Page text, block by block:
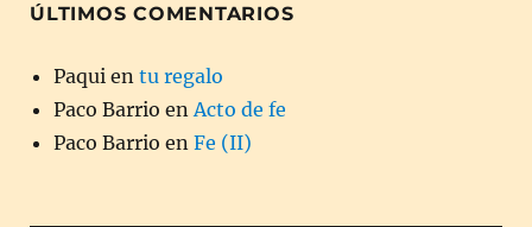
ÚLTIMOS COMENTARIOS
Paqui en tu regalo
Paco Barrio en Acto de fe
Paco Barrio en Fe (II)